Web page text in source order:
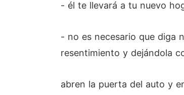
- él te llevará a tu nuevo
- no es necesario que diga
resentimiento y dejándola
abren la puerta del auto y